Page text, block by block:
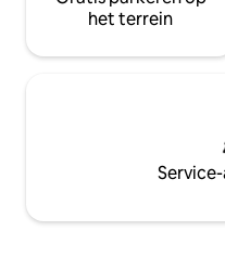
het terrein